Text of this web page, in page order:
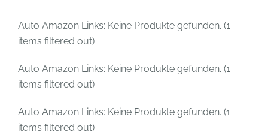
Auto Amazon Links: Keine Produkte gefunden. (1
items filtered out)
Auto Amazon Links: Keine Produkte gefunden. (1
items filtered out)
Auto Amazon Links: Keine Produkte gefunden. (1
items filtered out)